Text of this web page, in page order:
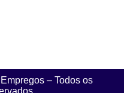
– Todos os